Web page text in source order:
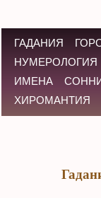
ГАДАНИЯ
НУМЕРОЛОГИЯ
ИМЕНА
ХИРОМАНТИЯ